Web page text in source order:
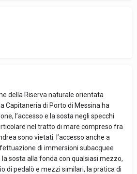
della Riserva naturale orientata
Capitaneria di Porto di Messina ha
l’accesso e la sosta negli specchi
nel tratto di mare compreso fra
sono vietati: l’accesso anche a
di immersioni subacquee
sosta alla fonda con qualsiasi mezzo,
di pedalò e mezzi similari, la pratica di